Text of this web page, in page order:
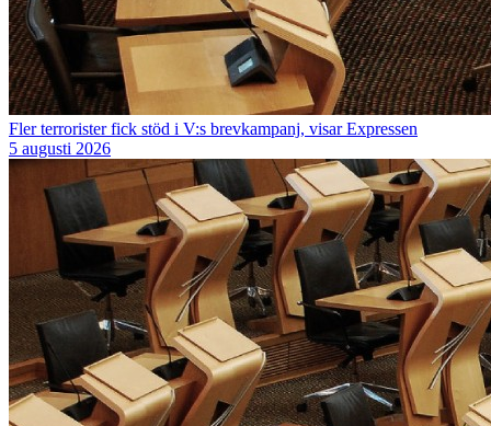
Fler terrorister fick stöd i V:s brevkampanj, visar Expressen
5 augusti 2026